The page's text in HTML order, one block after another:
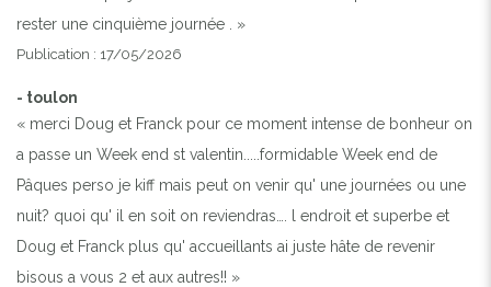
Previous
rester une cinquième journée . »
Publication : 17/05/2026
- toulon
« merci Doug et Franck pour ce moment intense de bonheur on
a passe un Week end st valentin.....formidable Week end de
Pâques perso je kiff mais peut on venir qu' une journées ou une
nuit? quoi qu' il en soit on reviendras…. l endroit et superbe et
Doug et Franck plus qu' accueillants ai juste hâte de revenir
bisous a vous 2 et aux autres!! »